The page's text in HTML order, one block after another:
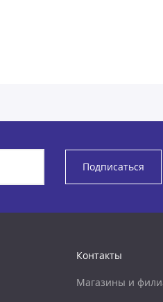
Подписаться
Контакты
Магазины и